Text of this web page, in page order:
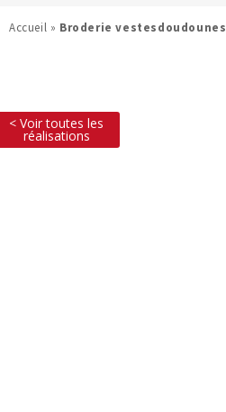
Accueil » Broderie vestesdoudounes
< Voir toutes les
réalisations